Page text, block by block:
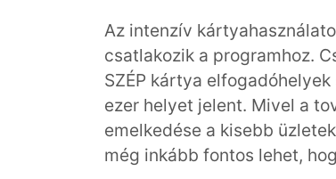
Az intenzív
csatlakozik a programhoz.
SZÉP kártya
ezer helyet jelent. Mivel a
emelkedése a kisebb
még inkább fontos lehet,